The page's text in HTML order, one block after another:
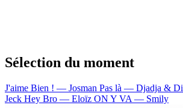
Sélection du moment
J'aime Bien ! — Josman Pas là — Djadja &
Jeck Hey Bro — Eloïz ON Y VA — Smily